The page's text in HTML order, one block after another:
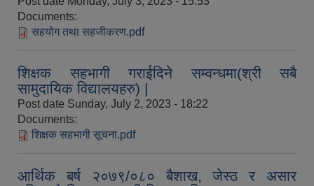
Documents:
सहयोग तथा सहजीकरण.pdf
शिक्षक सहभागी गराईदिने सम्वन्धमा(श्री सबै
सामुदायिक विद्यालयहरु) |
Post date Sunday, July 2, 2023 - 18:22
Documents:
शिक्षक सहभागी सूचना.pdf
आर्थिक बर्ष २०७९/०८० बैशाख, जेस्ठ र असार